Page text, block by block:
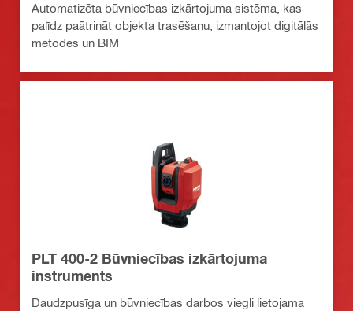
Automatizēta būvniecības izkārtojuma sistēma, kas
palīdz paātrināt objekta trasēšanu, izmantojot digitālās
metodes un BIM
PLT 400-2 Būvniecības izkārtojuma
instruments
Daudzpusīga un būvniecības darbos viegli lietojama